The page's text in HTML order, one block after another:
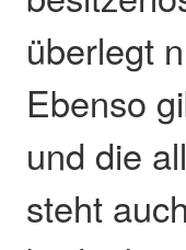
überlegt
Ebenso
und die
steht